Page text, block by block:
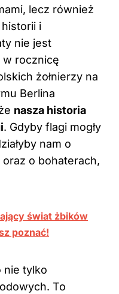
lecz również
i
nie jest
w rocznicę
żołnierzy na
Berlina
nasza historia
. Gdyby flagi mogły
nam o
o bohaterach,
świat żbików
poznać!
nie tylko
To